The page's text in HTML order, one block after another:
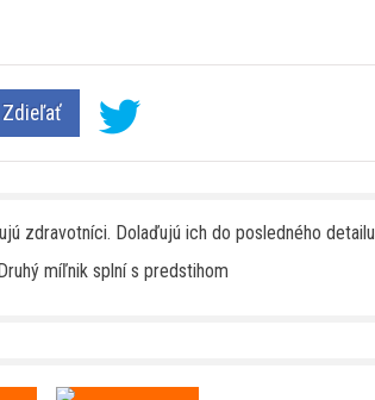
Zdieľať
zdravotníci. Dolaďujú ich do posledného detailu
míľnik splní s predstihom